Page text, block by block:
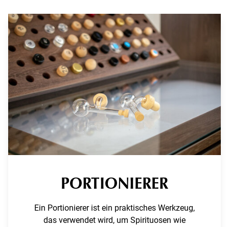
PORTIONIERER
Ein Portionierer ist ein praktisches Werkzeug,
das verwendet wird, um Spirituosen wie